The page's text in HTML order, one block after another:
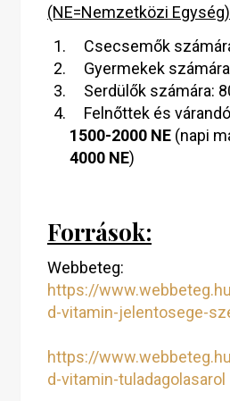
(NE=Nemzetközi
Csecsemők
Gyermekek
Serdülők számára:
Felnőttek és
1500-2000 NE (napi
4000 NE)
Források:
Webbeteg:
https://
d-vitamin-jelentosege-
https://
d-vitamin-tuladagolasarol